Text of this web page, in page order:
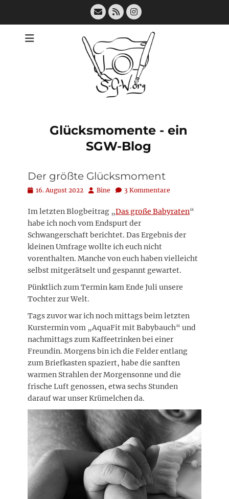
E-
Mail
FeedInstagram
Glücksmomente - ein
SGW-Blog
Der größte Glücksmoment
Posted
16. August 2022 Autor
Bine 3 Kommentare
Im letzten Blogbeitrag „Das große Babyraten“
habe ich noch vom Endspurt der
Schwangerschaft berichtet. Das Ergebnis der
kleinen Umfrage wollte ich euch nicht
vorenthalten. Manche von euch haben vielleicht
selbst mitgerätselt und gespannt gewartet.
Pünktlich zum Termin kam Ende Juli unsere
Tochter zur Welt.
Tags zuvor war ich noch mittags beim letzten
Kurstermin vom „AquaFit mit Babybauch“ und
nachmittags zum Kaffeetrinken bei einer
Freundin. Morgens bin ich die Felder entlang
zum Briefkasten spaziert, habe die sanften
warmen Strahlen der Morgensonne und die
frische Luft genossen, etwa sechs Stunden
darauf war unser Krümelchen da.